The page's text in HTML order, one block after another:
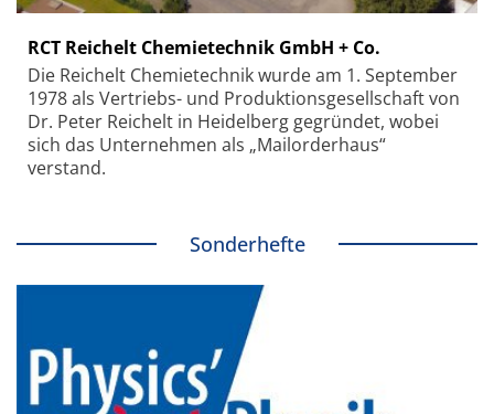
RCT Reichelt Chemietechnik GmbH + Co.
Die Reichelt Chemietechnik wurde am 1. September
1978 als Vertriebs- und Produktionsgesellschaft von
Dr. Peter Reichelt in Heidelberg gegründet, wobei
sich das Unternehmen als „Mailorderhaus“
verstand.
Sonderhefte